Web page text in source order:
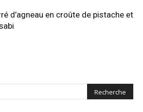
d’agneau en croûte de pistache et